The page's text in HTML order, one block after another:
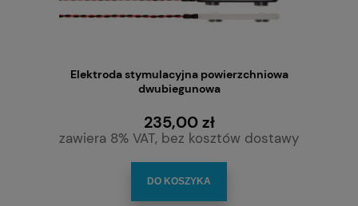
Elektroda stymulacyjna powierzchniowa
dwubiegunowa
235,00 zł
zawiera 8% VAT, bez kosztów dostawy
DO KOSZYKA